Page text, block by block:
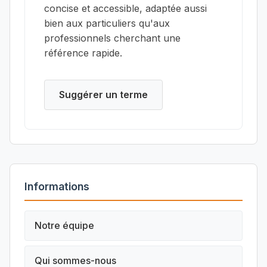
concise et accessible, adaptée aussi
bien aux particuliers qu'aux
professionnels cherchant une
référence rapide.
Suggérer un terme
Informations
Notre équipe
Qui sommes-nous